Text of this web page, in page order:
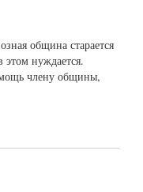
община старается
этом нуждается.
члену общины,